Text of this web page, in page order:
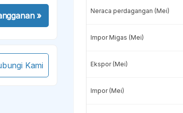
»
Kami
Neraca perdagangan (Mei)
Impor Migas (Mei)
Ekspor (Mei)
Impor (Mei)